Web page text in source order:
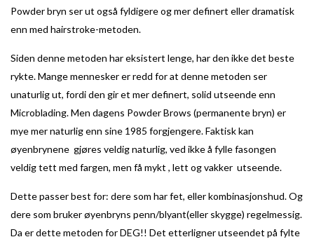
Powder bryn ser ut også fyldigere og mer definert eller dramatisk
enn med hairstroke-metoden.
Siden denne metoden har eksistert lenge, har den ikke det beste
rykte. Mange mennesker er redd for at denne metoden ser
unaturlig ut, fordi den gir et mer definert, solid utseende enn
Microblading. Men dagens Powder Brows (permanente bryn) er
mye mer naturlig enn sine 1985 forgjengere. Faktisk kan
øyenbrynene gjøres veldig naturlig, ved ikke å fylle fasongen
veldig tett med fargen, men få mykt , lett og vakker utseende.
Dette passer best for: dere som har fet, eller kombinasjonshud. Og
dere som bruker øyenbryns penn/blyant(eller skygge) regelmessig.
Da er dette metoden for DEG!! Det etterligner utseendet på fylte